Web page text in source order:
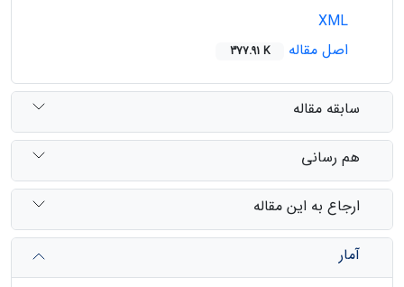
اصل مقاله
377.91 K
سابقه مقاله
هم رسانی
ارجاع به این مقاله
آمار